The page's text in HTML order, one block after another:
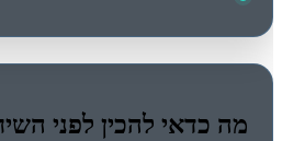
מה כדאי להכין לפני